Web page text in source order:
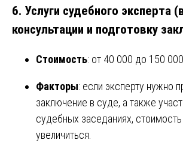
6. Услуги судебного эксперта
консультации и подготовку
Стоимость: от 40 000 до 150
Факторы: если эксперту нужно
заключение в суде, а также
судебных заседаниях,
увеличиться.